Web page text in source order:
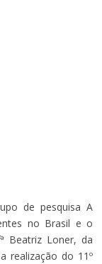
de pesquisa A
no Brasil e o
Beatriz Loner, da
realização do 11º